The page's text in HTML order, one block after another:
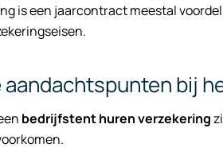
is een jaarcontract meestal
bij
bedrijfstent huren verzekering